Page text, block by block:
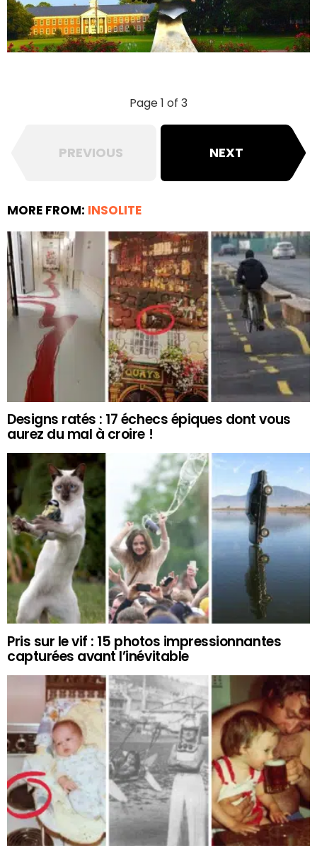
Page 1 of 3
PREVIOUS NEXT
MORE FROM: INSOLITE
Designs ratés : 17 échecs épiques dont vous
aurez du mal à croire !
Pris sur le vif : 15 photos impressionnantes
capturées avant l’inévitable